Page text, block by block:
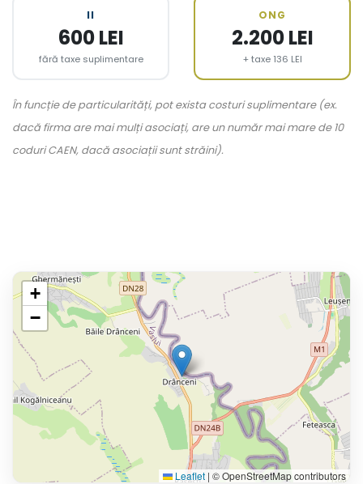
II
600 LEI
fără taxe suplimentare
ONG
2.200 LEI
+ taxe 136 LEI
În funcție de particularități, pot exista costuri suplimentare (ex.
dacă firma are mai mulți asociați, are un număr mai mare de 10
coduri CAEN, dacă asociații sunt străini).
+
−
Leaflet | © OpenStreetMap contributors